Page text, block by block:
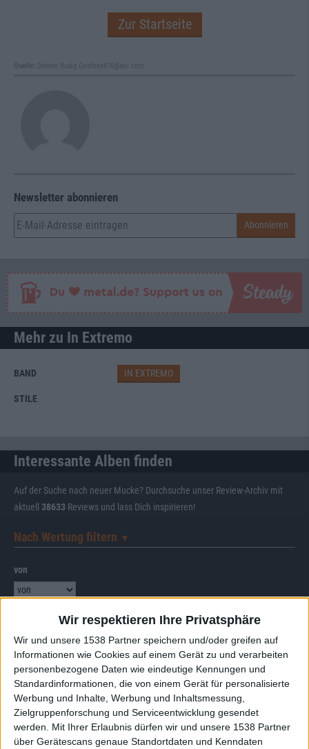
Wir respektieren Ihre Privatsphäre
Wir und unsere 1538 Partner speichern und/oder greifen auf
Informationen wie Cookies auf einem Gerät zu und verarbeiten
personenbezogene Daten wie eindeutige Kennungen und
Standardinformationen, die von einem Gerät für personalisierte
Werbung und Inhalte, Werbung und Inhaltsmessung,
Zielgruppenforschung und Serviceentwicklung gesendet
werden.
Mit Ihrer Erlaubnis dürfen wir und unsere 1538 Partner
über Gerätescans genaue Standortdaten und Kenndaten
Zur Startseite
Newsletter abonnieren
Mehr zu In Extremo
BAND IN EXTREMO
STILE
Interessante Alben finden
Auf der Suche nach neuer Mucke? Durchsuche unser Review-Archiv mit
aktuell 38633 Reviews und lass Dich inspirieren!
Nach Wertung filtern ▼︎
von
Punkten
Nach Genres filtern►︎